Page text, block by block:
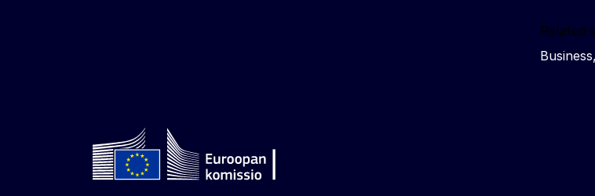
Related